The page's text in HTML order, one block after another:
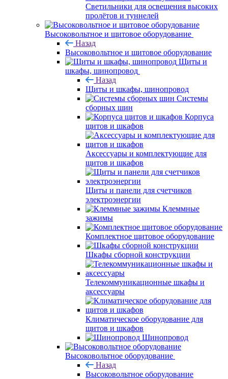
Светильники для освещения высоких
пролётов и туннелей
Высоковольтное и щитовое оборудование
Назад
Высоковольтное и щитовое оборудование
Щиты и
шкафы, шинопровод
Назад
Щиты и шкафы, шинопровод
Системы
сборных шин
Корпуса
щитов и шкафов
Аксессуары и комплектующие для
щитов и шкафов
Щиты и панели для счетчиков
электроэнергии
Клеммные
зажимы
Комплектное щитовое оборудование
Шкафы сборной конструкции
Телекоммуникационные шкафы и
аксессуары
Климатическое оборудование для
щитов и шкафов
Шинопровод
Высоковольтное оборудование
Назад
Высоковольтное оборудование